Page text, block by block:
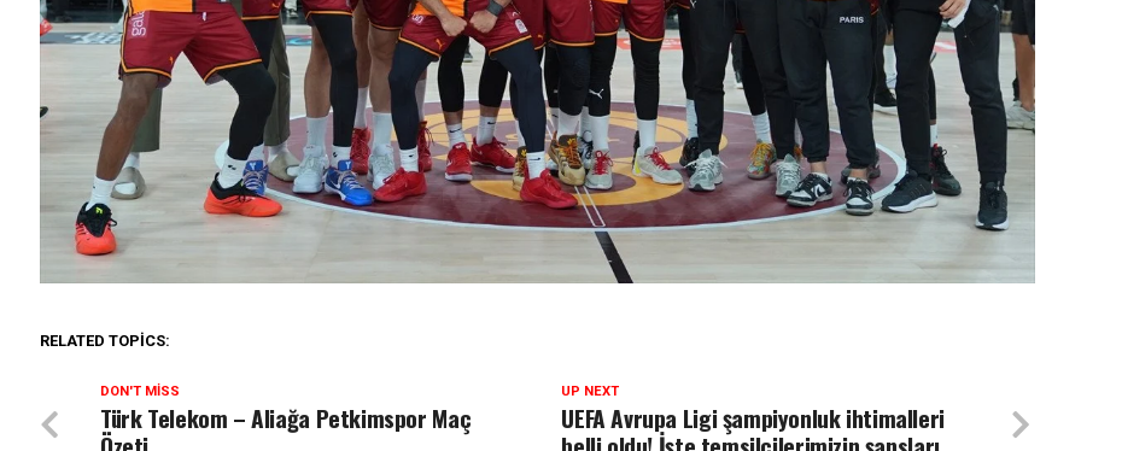
RELATED TOPICS:
UP NEXT
UEFA Avrupa Ligi şampiyonluk ihtimalleri
DON'T MISS
Türk Telekom – Aliağa Petkimspor Maç